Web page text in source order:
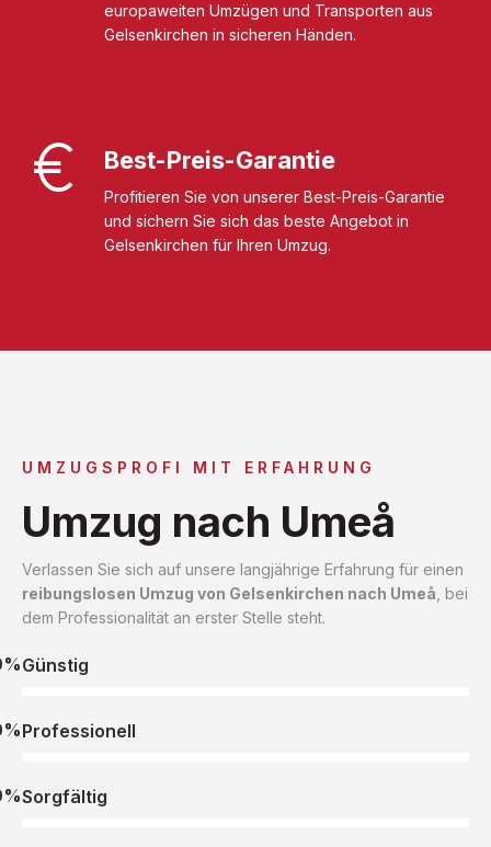
europaweiten Umzügen und Transporten aus
Gelsenkirchen in sicheren Händen.
Best-Preis-Garantie
Profitieren Sie von unserer Best-Preis-Garantie
und sichern Sie sich das beste Angebot in
Gelsenkirchen für Ihren Umzug.
UMZUGSPROFI MIT ERFAHRUNG
Umzug nach Umeå
Verlassen Sie sich auf unsere langjährige Erfahrung für einen
reibungslosen Umzug von Gelsenkirchen nach Umeå , bei
dem Professionalität an erster Stelle steht.
Günstig
Professionell
Sorgfältig